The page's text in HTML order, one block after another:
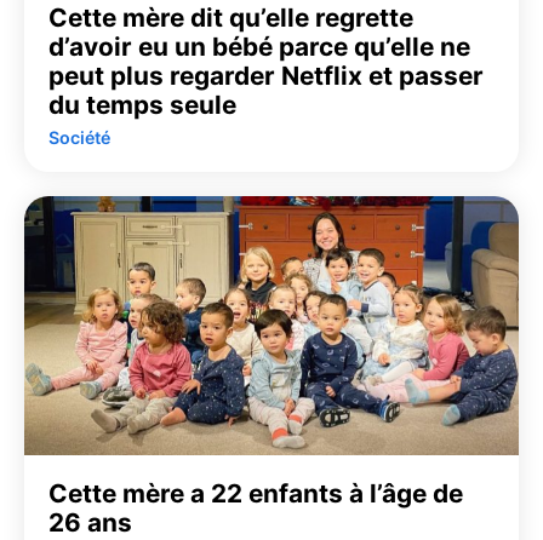
Cette mère dit qu’elle regrette
d’avoir eu un bébé parce qu’elle ne
peut plus regarder Netflix et passer
du temps seule
Société
Cette mère a 22 enfants à l’âge de
26 ans